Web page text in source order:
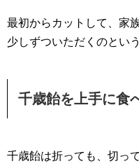
最初からカットして、家
少しずついただくのとい
千歳飴を上手に食
千歳飴は折っても、切っ